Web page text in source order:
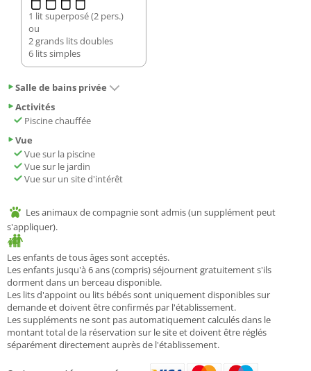
1 lit superposé (2 pers.)
ou
2 grands lits doubles
6 lits simples
Salle de bains privée
Activités
Piscine chauffée
Vue
Vue sur la piscine
Vue sur le jardin
Vue sur un site d'intérêt
Les animaux de compagnie sont admis (un supplément peut
s'appliquer).
Les enfants de tous âges sont acceptés.
Les enfants jusqu'à 6 ans (compris) séjournent gratuitement s'ils
dorment dans un berceau disponible.
Les lits d'appoint ou lits bébés sont uniquement disponibles sur
demande et doivent être confirmés par l'établissement.
Les suppléments ne sont pas automatiquement calculés dans le
montant total de la réservation sur le site et doivent être réglés
séparément directement auprès de l'établissement.